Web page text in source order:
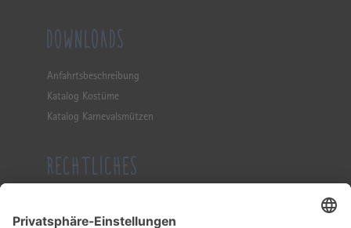
DOWNLOADS
Anfahrtsbeschreibung
Katalog Kostüme
Katalog Karnevalsmützen
RECHTLICHES
Datenschutzerklärung